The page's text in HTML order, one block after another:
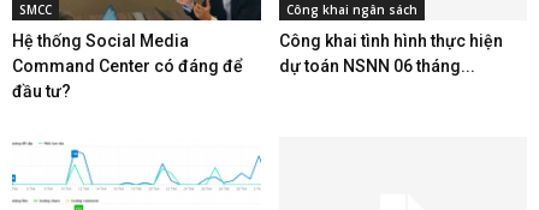
SMCC
Hệ thống Social Media
Command Center có đáng để
đầu tư?
Công khai ngân sách
Công khai tình hình thực hiện
dự toán NSNN 06 tháng...